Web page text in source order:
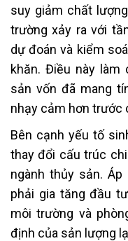
suy giảm chất
trường xảy ra với
dự đoán và kiểm
khăn. Điều này làm
sản vốn đã mang
nhạy cảm hơn trước
Bên cạnh yếu tố
thay đổi cấu trúc
ngành thủy sản.
phải gia tăng đầu
môi trường và
định của sản lượng